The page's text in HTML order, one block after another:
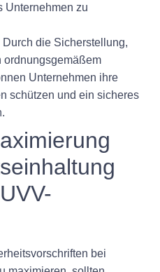
Unternehmen zu
Durch die Sicherstellung,
ordnungsgemäßem
Unternehmen ihre
schützen und ein sicheres
bei